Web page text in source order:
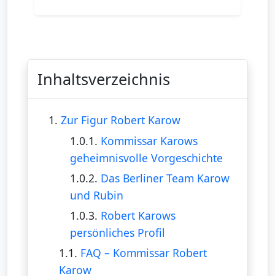
Inhaltsverzeichnis
1. Zur Figur Robert Karow
1.0.1. Kommissar Karows
geheimnisvolle Vorgeschichte
1.0.2. Das Berliner Team Karow
und Rubin
1.0.3. Robert Karows
persönliches Profil
1.1. FAQ – Kommissar Robert
Karow